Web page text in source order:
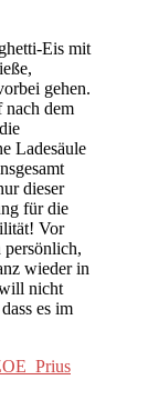
Eis mit
gehen.
nach dem
Ladesäule
dieser
für die
Vor
wieder in
nicht
es im